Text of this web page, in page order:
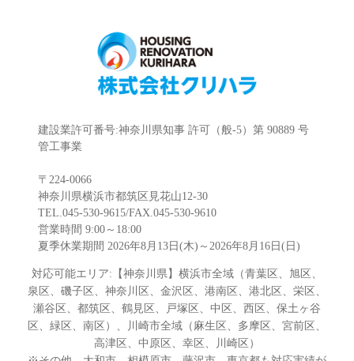
建設業許可番号:神奈川県知事 許可（般-5）第 90889 号
管工事業
〒224-0066
神奈川県横浜市都筑区見花山12-30
TEL.045-530-9615/FAX.045-530-9610
営業時間 9:00～18:00
夏季休業期間 2026年8月13日(木)～2026年8月16日(日)
対応可能エリア:【神奈川県】横浜市全域（青葉区、旭区、
泉区、磯子区、神奈川区、金沢区、港南区、港北区、栄区、
瀬谷区、都筑区、鶴見区、戸塚区、中区、西区、保土ヶ谷
区、緑区、南区）、川崎市全域（麻生区、多摩区、宮前区、
高津区、中原区、幸区、川崎区）